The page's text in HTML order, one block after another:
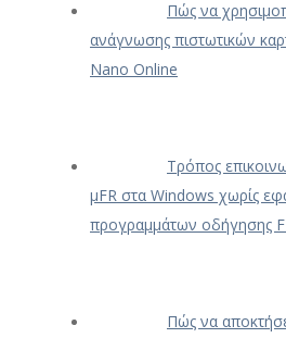
Πώς να
ανάγνωσης πιστωτικών
Nano Online
Τρόπος
μFR στα Windows χωρίς
προγραμμάτων οδήγησης
Πώς να